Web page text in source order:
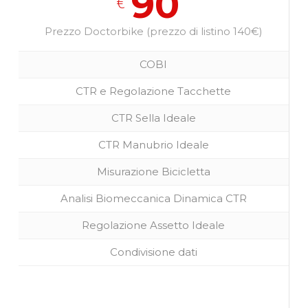
Prezzo Doctorbike (prezzo di listino 140€)
COBI
CTR e Regolazione Tacchette
CTR Sella Ideale
CTR Manubrio Ideale
Misurazione Bicicletta
Analisi Biomeccanica Dinamica CTR
Regolazione Assetto Ideale
Condivisione dati